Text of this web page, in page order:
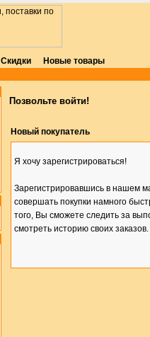
Скидки Новые товары
Позвольте войти!
Новый покупатель
Я хочу зарегистрироваться!
Зарегистрировавшись в нашем
совершать покупки намного
того, Вы сможете следить за
смотреть историю своих заказов.